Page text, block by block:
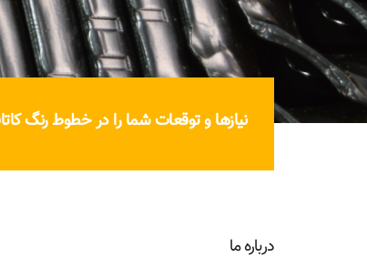
نیازها و توقعات شما را در خطوط رنگ
درباره ما